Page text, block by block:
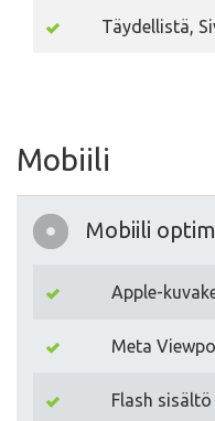
Täydellistä,
Mobiili
Mobiili
Apple-
Meta
Flash sisältö